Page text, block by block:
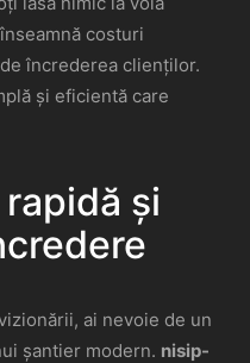
costuri
încrederea clienților.
și eficientă care
și
ai nevoie de un
șantier modern. nisip-